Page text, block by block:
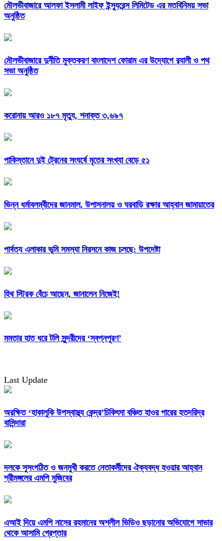
মৌলভীবাজারে আলফা ইসলামী লাইফ ইন্স্যুরেন্স লিমিটেড এর মতবিনিময় সভা
অনুষ্ঠিত
মৌলভীবাজারে দুর্নীতি মুক্তকরণ বাংলাদেশ ফোরাম এর উদ্যোগে র‌্যালী ও পথ
সভা অনুষ্ঠিত
করোনায় আরও ১৮৭ মৃত্যু, শনাক্ত ৩,৬৯৭
পাকিস্তানে দুই ট্রেনের সংঘর্ষে মৃতের সংখ্যা বেড়ে ৫১
ভিন্ন ধর্মাবলম্বীদের জানমাল, উপাসনালয় ও ঘরবাড়ি রক্ষার আহ্বান জামায়াতের
পার্বত্য এলাকার ভূমি সমস্যা নিরসনে কাজ চলছে: উপদেষ্টা
হিথ স্ট্রিক বেঁচে আছেন, জানালেন নিজেই!
মমতার হাত ধরে টলি সুন্দরীদের ‘স্বপ্নপূরণ’
Last Update
অরক্ষিত ‘হাকালুকি উপস্বাস্থ্য কেন্দ্র’চিকিৎসা বঞ্চিত হাওর পারের হতদরিদ্র
বাসিন্দারা
দলকে সুসংগঠিত ও জনমুখী করতে নেতাকর্মীদের ঐক্যবদ্ধ হওয়ার আহ্বান
শ্রীমঙ্গলের এমপি মুজিবের
এআই দিয়ে এমপি নাসের রহমানের অশ্লীল ভিডিও ছড়ানোর অভিযোগে সাভার
থেকে আসামি গ্রেপ্তার